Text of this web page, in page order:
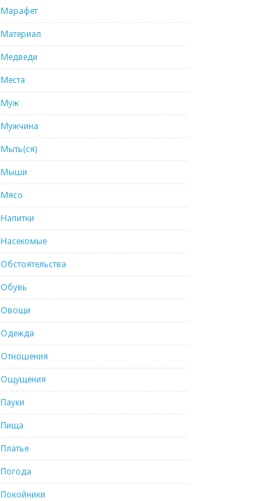
Марафет
Материал
Медведи
Места
Муж
Мужчина
Мыть(ся)
Мыши
Мясо
Напитки
Насекомые
Обстоятельства
Обувь
Овощи
Одежда
Отношения
Ощущения
Пауки
Пища
Платье
Погода
Покойники